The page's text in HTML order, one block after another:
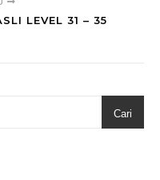
LEVEL 31 – 35
Cari